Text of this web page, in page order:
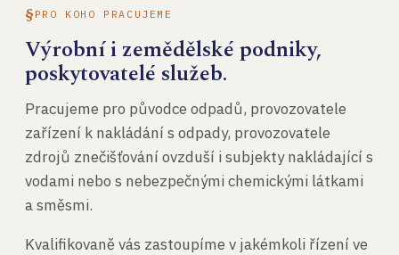
PRO KOHO PRACUJEME
Výrobní i zemědělské podniky,
poskytovatelé služeb.
Pracujeme pro původce odpadů, provozovatele
zařízení k nakládání s odpady, provozovatele
zdrojů znečišťování ovzduší i subjekty nakládající s
vodami nebo s nebezpečnými chemickými látkami
a směsmi.
Kvalifikovaně vás zastoupíme v jakémkoli řízení ve